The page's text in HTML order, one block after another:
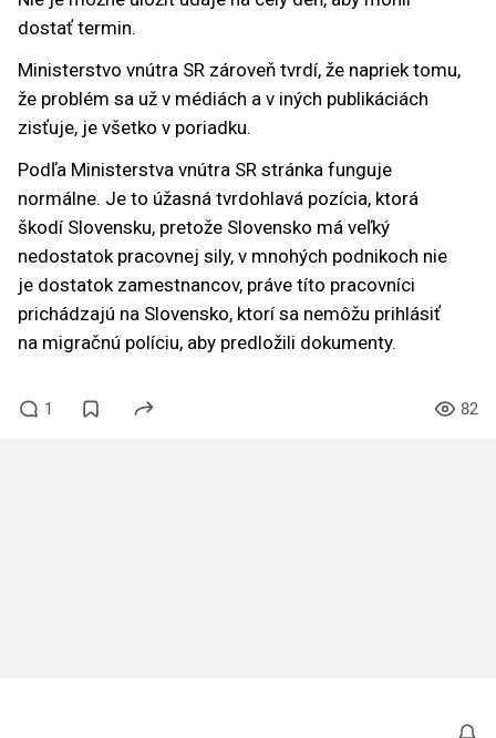
dostať termin.
Ministerstvo vnútra SR zároveň tvrdí, že napriek tomu,
že problém sa už v médiách a v iných publikáciách
zisťuje, je všetko v poriadku.
Podľa Ministerstva vnútra SR stránka funguje
normálne. Je to úžasná tvrdohlavá pozícia, ktorá
škodí Slovensku, pretože Slovensko má veľký
nedostatok pracovnej sily, v mnohých podnikoch nie
je dostatok zamestnancov, práve títo pracovníci
prichádzajú na Slovensko, ktorí sa nemôžu prihlásiť
na migračnú políciu, aby predložili dokumenty.
1 82